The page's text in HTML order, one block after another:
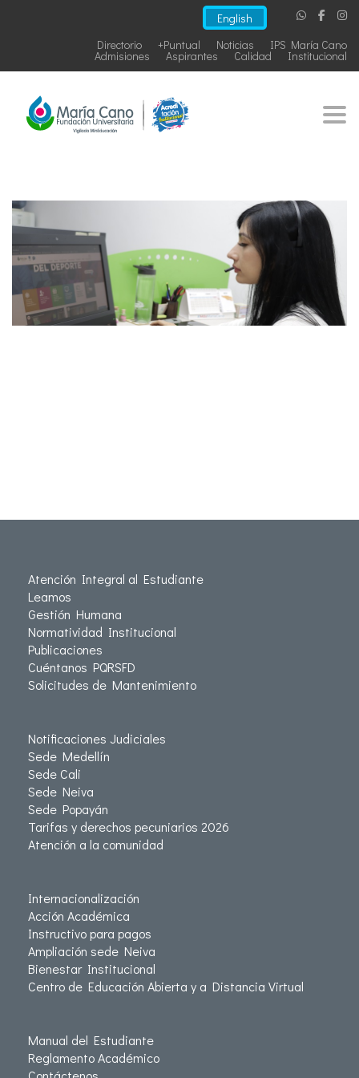
English
IPS María Cano
Noticias
+Puntual
Directorio
Institucional
Calidad
Aspirantes
Admisiones
Atención Integral al Estudiante
Leamos
Gestión Humana
Normatividad Institucional
Publicaciones
Cuéntanos PQRSFD
Solicitudes de Mantenimiento
Notificaciones Judiciales
Sede Medellín
Sede Cali
Sede Neiva
Sede Popayán
Tarifas y derechos pecuniarios 2026
Atención a la comunidad
Internacionalización
Acción Académica
Instructivo para pagos
Ampliación sede Neiva
Bienestar Institucional
Centro de Educación Abierta y a Distancia Virtual
Manual del Estudiante
Reglamento Académico